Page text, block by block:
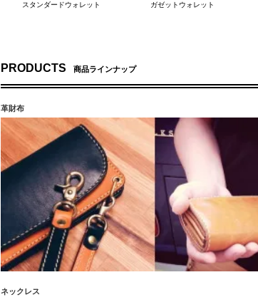
僕は左利き。この使いやすさは一度使うと、もう右用に作られた物には
ガージェン ID：213114 投稿日：2017/05/18
ブラックキャメルと迷いましたがエイジングの楽しみも含めてコレにし
す。
マツ ID：197491 投稿日：2017/02/12
商品が手元に届くまでは多少の不安があったのですが、届いて実物を見
デザインです！気になる商品がまだあるのでまた利用させてもらいます(^ ^)
kaname ID：192396 投稿日：2017/01/13
永遠不滅のデザイン・これ以上ないバランスの良さっ！！！
こぅた ID：182509 投稿日：2016/11/05
普段は仕事中カーゴパンツの太腿部分のポケットに入れるので、薄くコ
りしており、修理もして頂けるとの事ですのでどんどん使い込んで手入
てみるとすごく使いやすく、もう他のものには戻れなさそうです。他の
nakajin ID：166730 投稿日：2016/07/21
想像を超えてかなりすてきな商品でした。購入する前に色々悩みサイト
とうございました！！！
ブラックとキャメルのバランスの良さ最高だと思います。発売された頃
スタンダードウォレット ガゼットウォレット
PRODUCTS 商品ラインナップ
革財布
ネックレス